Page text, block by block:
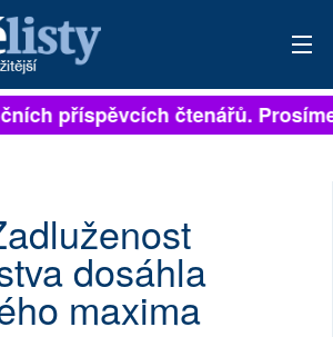
příspěvcích čtenářů.
dosáhla
maxima